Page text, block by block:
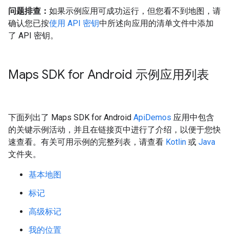
问题排查： 如果示例应用可成功运行，但您看不到地图，请
确认您已按使用 API 密钥中所述向应用的清单文件中添加
了 API 密钥。
Maps SDK for Android 示例应用列表
下面列出了 Maps SDK for Android ApiDemos 应用中包含
的关键示例活动，并且在链接页中进行了介绍，以便于您快
速查看。有关可用示例的完整列表，请查看 Kotlin 或 Java
文件夹。
基本地图
标记
高级标记
我的位置